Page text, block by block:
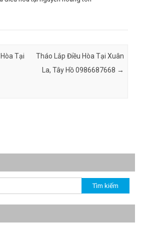
Tại
Tháo Lắp Điều Hòa Tại Xuân
La, Tây Hồ 0986687668 →